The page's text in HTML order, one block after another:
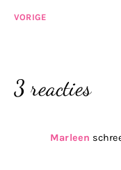
VORIGE
3 reacties
Marleen